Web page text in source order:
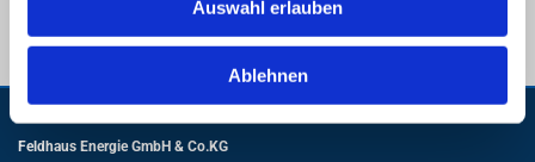
Auswahl erlauben
Ablehnen
Feldhaus Energie GmbH & Co.KG